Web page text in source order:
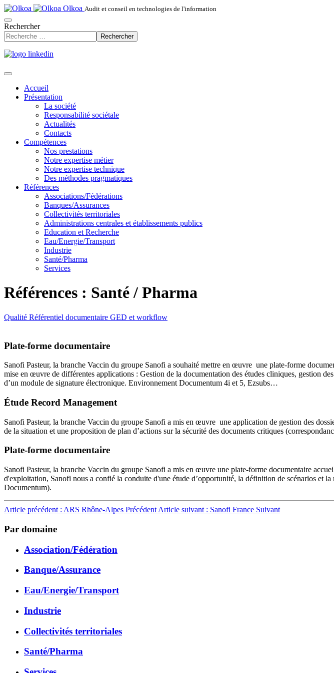
Olkoa Audit et conseil en technologies de l'information
Rechercher
Rechercher
Accueil
Présentation
La société
Responsabilité sociétale
Actualités
Contacts
Compétences
Nos prestations
Notre expertise métier
Notre expertise technique
Des méthodes pragmatiques
Références
Associations/Fédérations
Banques/Assurances
Collectivités territoriales
Administrations centrales et établissements publics
Education et Recherche
Eau/Energie/Transport
Industrie
Santé/Pharma
Services
Références : Santé / Pharma
Qualité Référentiel documentaire GED et workflow
Plate-forme documentaire
Sanofi Pasteur, la branche Vaccin du groupe Sanofi a souhaité mettre en œuvre une plate-forme
mise en œuvre de différentes applications : Gestion de la documentation des études cliniques, gestion
d’un module de signature électronique. Environnement Documentum 4i et 5, Ezsubs…
Étude Record Management
Sanofi Pasteur, la branche Vaccin du groupe Sanofi a mis en œuvre une application de gestion des
de la situation et une proposition de plan d’actions sur la sécurité des documents critiques
Plate-forme documentaire
Sanofi Pasteur, la branche Vaccin du groupe Sanofi a mis en œuvre une plate-forme documentaire
d'exploitation, Sanofi nous a confié la conduite d'une étude d’opportunité, la définition de scénarios et
Documentum).
Article précédent : ARS Rhône-Alpes Précédent Article suivant : Sanofi France Suivant
Par domaine
Association/Fédération
Banque/Assurance
Eau/Energie/Transport
Industrie
Collectivités territoriales
Santé/Pharma